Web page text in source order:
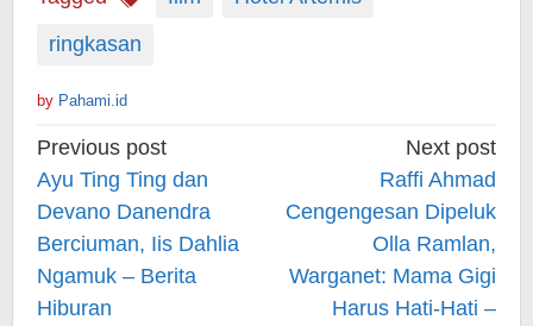
ringkasan
by Pahami.id
Post
navigation
Previous post
Ayu Ting Ting dan
Devano Danendra
Berciuman, Iis Dahlia
Ngamuk – Berita
Hiburan
Next post
Raffi Ahmad
Cengengesan Dipeluk
Olla Ramlan,
Warganet: Mama Gigi
Harus Hati-Hati –